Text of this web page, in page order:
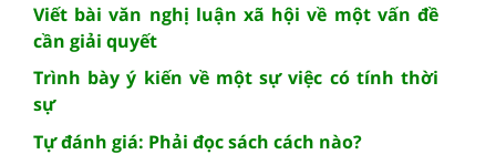
Viết bài văn nghị luận xã hội về một vấn đề
cần giải quyết
Trình bày ý kiến về một sự việc có tính thời
sự
Tự đánh giá: Phải đọc sách cách nào?